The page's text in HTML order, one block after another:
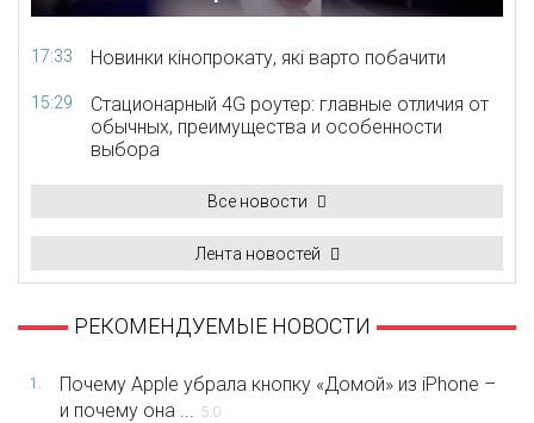
17:33 Новинки кінопрокату, які варто побачити
15:29
Стационарный 4G роутер: главные отличия от
обычных, преимущества и особенности
выбора
Все новости
Лента новостей
РЕКОМЕНДУЕМЫЕ НОВОСТИ
1.
Почему Apple убрала кнопку «Домой» из iPhone –
и почему она ...
5.0